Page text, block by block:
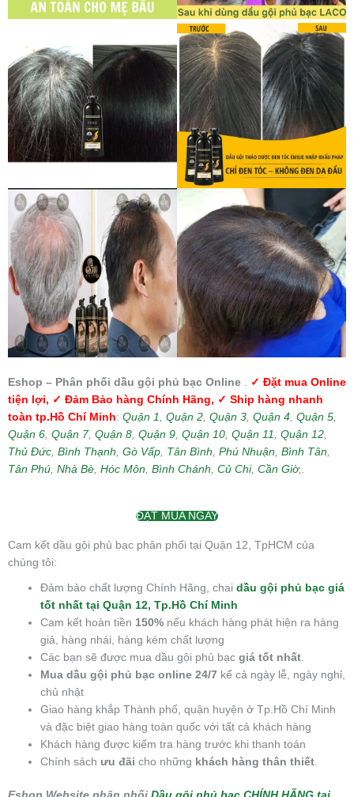
Eshop – Phân phối dầu gội phủ bạc Online . ✓ Đặt mua Online
tiện lợi, ✓ Đảm Bảo hàng Chính Hãng, ✓ Ship hàng nhanh
toàn tp.Hồ Chí Minh: Quận 1, Quận 2, Quận 3, Quận 4, Quận 5,
Quận 6, Quận 7, Quận 8, Quận 9, Quận 10, Quận 11, Quận 12,
Thủ Đức, Bình Thạnh, Gò Vấp, Tân Bình, Phú Nhuận, Bình Tân,
Tân Phú, Nhà Bè, Hóc Môn, Bình Chánh, Củ Chi, Cần Giờ,.
ĐẶT MUA NGAY
Cam kết dầu gội phủ bạc phân phối tại Quận 12, TpHCM của
chúng tôi:
Đảm bảo chất lượng Chính Hãng, chaidầu gội phủ bạc giá
tốt nhất tại Quận 12, Tp.Hồ Chí Minh
Cam kết hoàn tiền 150% nếu khách hàng phát hiện ra hàng
giả, hàng nhái, hàng kém chất lượng
Các bạn sẽ được mua dầu gội phủ bạcgiá tốt nhất
Mua dầu gội phủ bạc online 24/7 kể cả ngày lễ, ngày nghỉ,
chủ nhật
Giao hàng khắp Thành phố, quận huyện ở Tp.Hồ Chí Minh
và đặc biệt giao hàng toàn quốc với tất cả khách hàng
Khách hàng được kiểm tra hàng trước khi thanh toán
Chính sách ưu đãi cho những khách hàng thân thiết